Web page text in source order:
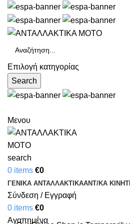
Επιλογή κατηγορίας
Search
Μενου
search
0 items €0
ΓΕΝΙΚΑ ΑΝΤΑΛΛΑΚΤΙΚΑΑΝΤ/ΚΑ
Σύνδεση / Εγγραφή
0 items €0
Αγαπημένα